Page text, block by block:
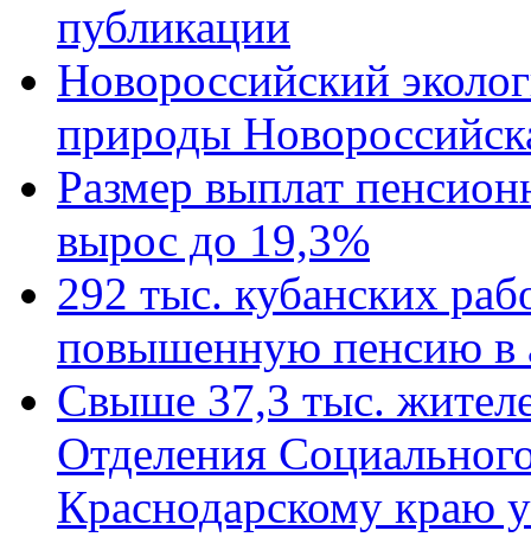
публикации
Новороссийский
природы
Размер выплат
вырос до 19,3%
292 тыс. кубанских
повышенную пенсию в
Свыше 37,3 тыс.
Отделения
Краснодарскому краю